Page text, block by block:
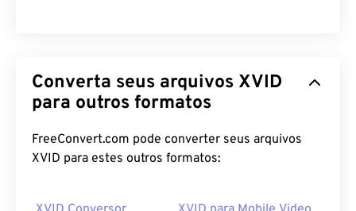
Converta seus arquivos XVID
para outros formatos
FreeConvert.com pode converter seus arquivos
XVID para estes outros formatos: